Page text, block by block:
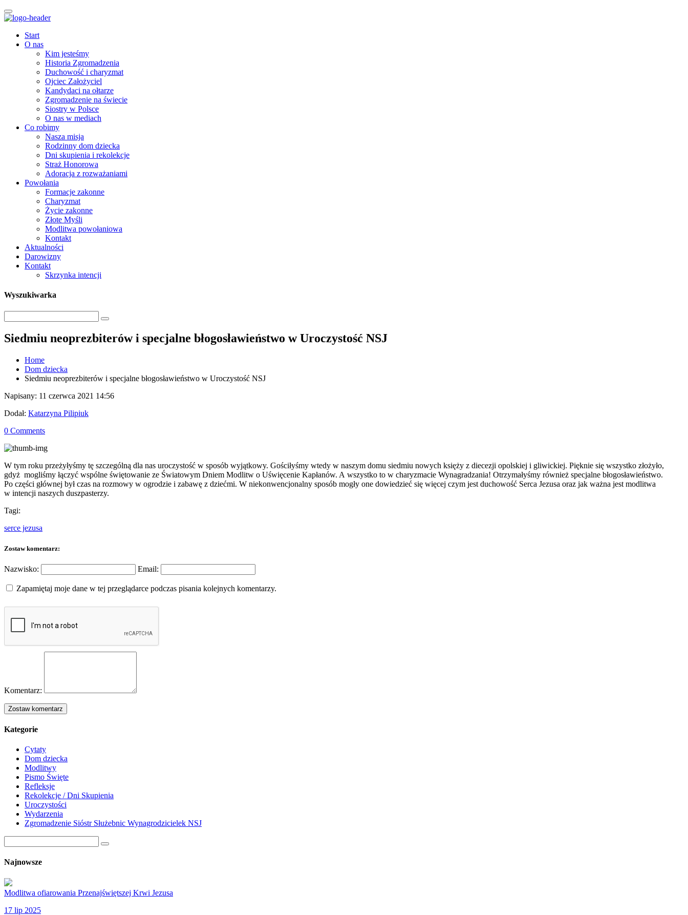
Start
O nas
Kim jesteśmy
Historia Zgromadzenia
Duchowość i charyzmat
Ojciec Założyciel
Kandydaci na ołtarze
Zgromadzenie na świecie
Siostry w Polsce
O nas w mediach
Co robimy
Nasza misja
Rodzinny dom dziecka
Dni skupienia i rekolekcje
Straż Honorowa
Adoracja z rozważaniami
Powołania
Formacje zakonne
Charyzmat
Życie zakonne
Złote Myśli
Modlitwa powołaniowa
Kontakt
Aktualności
Darowizny
Kontakt
Skrzynka intencji
Wyszukiwarka
Siedmiu neoprezbiterów i specjalne błogosławieństwo w Uroczystość NSJ
Home
Dom dziecka
Siedmiu neoprezbiterów i specjalne błogosławieństwo w Uroczystość NSJ
Napisany: 11 czerwca 2021 14:56
Dodał: Katarzyna Pilipiuk
0 Comments
W tym roku przeżyłyśmy tę szczególną dla nas uroczystość w sposób wyjątkowy. Gościłyśmy wtedy w naszym domu siedmiu nowych księży z diecezji opolskiej i gliwickiej. Pięknie się wszystko złożyło,
gdyż mogliśmy łączyć wspólne świętowanie ze Światowym Dniem Modlitw o Uświęcenie Kapłanów. A wszystko to w charyzmacie Wynagradzania! Otrzymałyśmy również specjalne błogosławieństwo.
Po części głównej był czas na rozmowy w ogrodzie i zabawę z dziećmi. W niekonwencjonalny sposób mogły one dowiedzieć się więcej czym jest duchowość Serca Jezusa oraz jak ważna jest modlitwa
w intencji naszych duszpasterzy.
Tagi:
serce jezusa
Zostaw komentarz:
Nazwisko: Email:
Zapamiętaj moje dane w tej przeglądarce podczas pisania kolejnych komentarzy.
Komentarz:
Kategorie
Cytaty
Dom dziecka
Modlitwy
Pismo Święte
Refleksje
Rekolekcje / Dni Skupienia
Uroczystości
Wydarzenia
Zgromadzenie Sióstr Służebnic Wynagrodzicielek NSJ
Najnowsze
Modlitwa ofiarowania Przenajświętszej Krwi Jezusa
17 lip 2025